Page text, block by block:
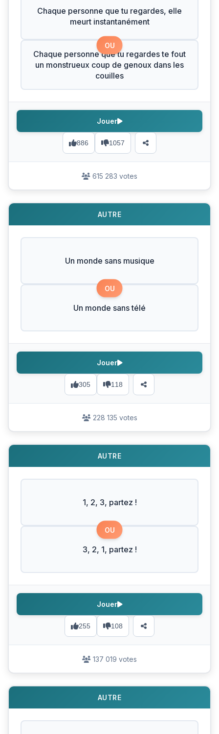
Chaque personne que tu regardes, elle
meurt instantanément
OU
Chaque personne que tu regardes te fout
un monstrueux coup de genoux dans les
couilles
886 1057
Jouer
615 283 votes
AUTRE
Un monde sans musique
OU
Un monde sans télé
305 118
Jouer
228 135 votes
AUTRE
1, 2, 3, partez !
OU
3, 2, 1, partez !
255 108
Jouer
137 019 votes
AUTRE